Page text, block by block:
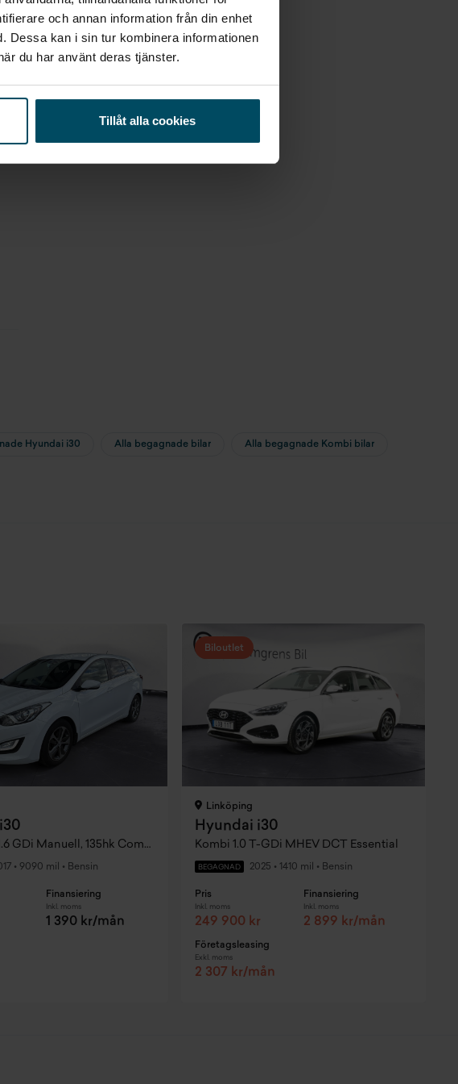
och annan information från din enhet
Dessa kan i sin tur kombinera informationen
du har använt deras tjänster.
Tillåt alla cookies
Hyundai i30 Alla begagnade bilar Alla begagnade Kombi bilar
i 30 Kombi 1.6 GDi Manuell, 135hk Comfort Sensorer
• 9090 mil • Bensin
Finansiering
Inkl. moms
1 390 kr/mån
Biloutlet
Linköping
Hyundai i30
Kombi 1.0 T-GDi MHEV DCT Essential
BEGAGNAD 2025 • 1410 mil • Bensin
Pris
Inkl. moms
249 900 kr
Finansiering
Inkl. moms
2 899 kr/mån
Företagsleasing
Exkl. moms
2 307 kr/mån